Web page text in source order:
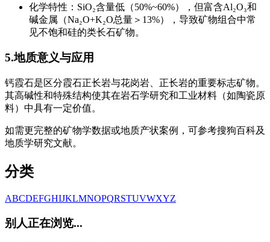
化学特性：SiO₂含量低（50%~60%），但富含Al₂O₃和
碱金属（Na₂O+K₂O总量＞13%），导致矿物组合中常
见不饱和硅的类长石矿物。
5.地质意义与应用
钙霞石是区分霞石正长岩与花岗岩、正长岩的重要标志矿物。
其高碱性和特殊结构使其在岩石学研究和工业材料（如陶瓷原
料）中具有一定价值。
如需更完整的矿物学数据或地质产状案例，可参考搜狗百科及
地质学研究文献。
分类
ABCDEFGHIJKLMNOPQRSTUVWXYZ
别人正在浏览...